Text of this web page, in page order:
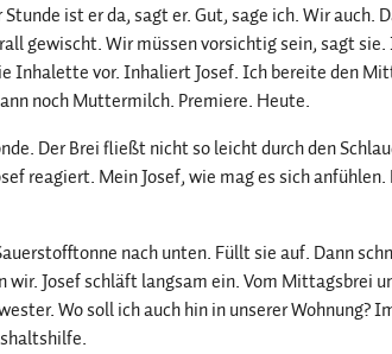
ist er da, sagt er. Gut, sage ich. Wir auch.
gewischt. Wir müssen vorsichtig sein, sagt
Inhalette vor. Inhaliert Josef. Ich bereite den
noch Muttermilch. Premiere. Heute.
Der Brei fließt nicht so leicht durch den
reagiert. Mein Josef, wie mag es sich anfühlen.
nach unten. Füllt sie auf. Dann
wir. Josef schläft langsam ein. Vom Mittagsbrei
Wo soll ich auch hin in unserer Wohnung?